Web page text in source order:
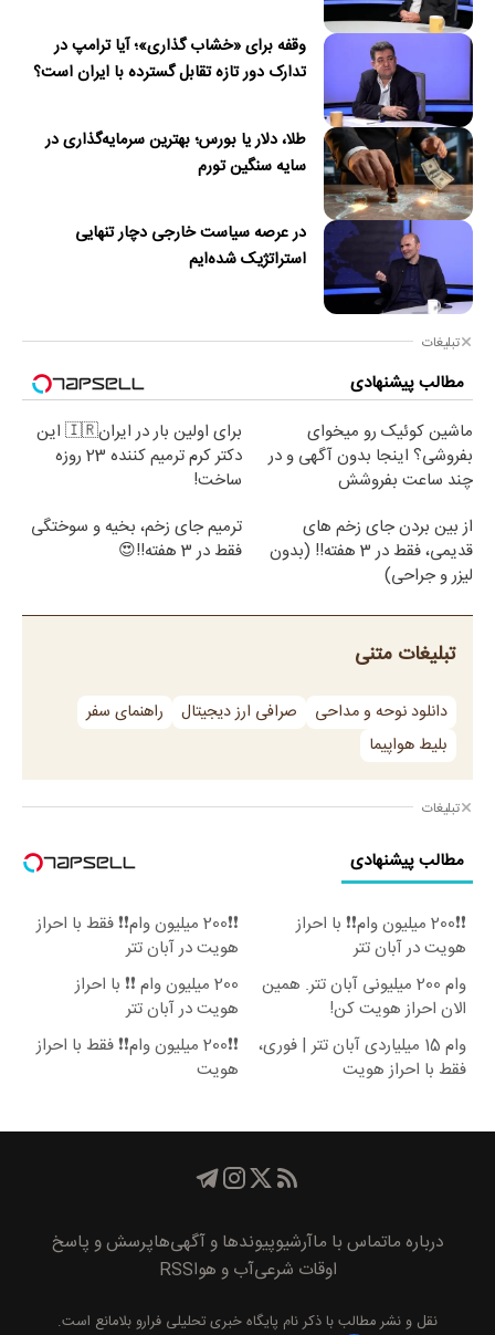
وقفه برای «خشاب گذاری»؛ آیا ترامپ در
تدارک دور تازه تقابل گسترده با ایران است؟
طلا، دلار یا بورس؛ بهترین سرمایه‌گذاری در
سایه سنگین تورم
در عرصه سیاست خارجی دچار تنهایی
استراتژیک شده‌ایم
تبلیغات
مطالب پیشنهادی
ماشین کوئیک رو میخوای
بفروشی؟ اینجا بدون آگهی و در
چند ساعت بفروشش
برای اولین بار در ایران🇮🇷 این
دکتر کرم ترمیم کننده 23 روزه
ساخت!
از بین بردن جای زخم های
قدیمی، فقط در 3 هفته!! (بدون
لیزر و جراحی)
ترمیم جای زخم، بخیه و سوختگی
فقط در 3 هفته!!😍
تبلیغات متنی
دانلود نوحه و مداحی صرافی ارز دیجیتال
راهنمای سفر
بلیط هواپیما
تبلیغات
مطالب پیشنهادی
❗❗200 میلیون وام❗❗ با احراز
هویت در آبان تتر
❗❗200 میلیون وام❗❗ فقط با احراز
هویت در آبان تتر
وام 200 میلیونی آبان تتر. همین
الان احراز هویت کن!
200 میلیون وام ❗❗ با احراز
هویت در آبان تتر
وام 15 میلیاردی آبان تتر | فوری،
فقط با احراز هویت
❗❗200 میلیون وام❗❗ فقط با احراز
هویت
درباره ماتماس با ماآرشیوپیوند‌ها و آگهی‌هاپرسش و پاسخ
اوقات شرعیآب و هواRSS
نقل و نشر مطالب با ذکر نام پايگاه خبری تحليلی فرارو بلامانع است.